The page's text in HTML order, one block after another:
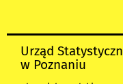
Urząd
w Poznaniu